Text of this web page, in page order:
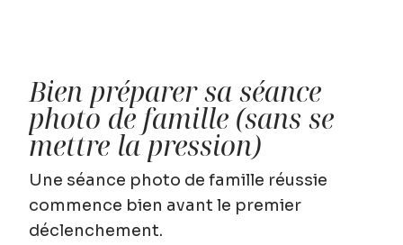
Bien préparer sa séance
photo de famille (sans se
mettre la pression)
Une séance photo de famille réussie
commence bien avant le premier
déclenchement.